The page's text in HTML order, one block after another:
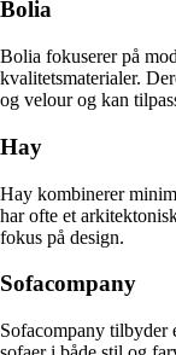
Bolia
Bolia fokuserer på
kvalitetsmaterialer.
og velour og kan
Hay
Hay kombinerer
har ofte et
fokus på design.
Sofacompany
Sofacompany tilbyder